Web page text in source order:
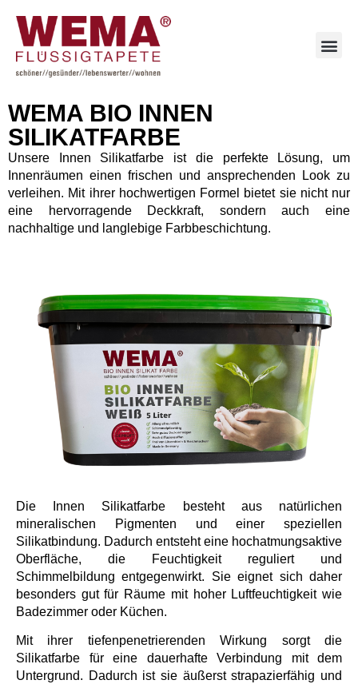
WEMA BIO INNEN
SILIKATFARBE
Unsere Innen Silikatfarbe ist die perfekte Lösung, um
Innenräumen einen frischen und ansprechenden Look zu
verleihen. Mit ihrer hochwertigen Formel bietet sie nicht nur
eine hervorragende Deckkraft, sondern auch eine
nachhaltige und langlebige Farbbeschichtung.
Die Innen Silikatfarbe besteht aus natürlichen
mineralischen Pigmenten und einer speziellen
Silikatbindung. Dadurch entsteht eine hochatmungsaktive
Oberfläche, die Feuchtigkeit reguliert und
Schimmelbildung entgegenwirkt. Sie eignet sich daher
besonders gut für Räume mit hoher Luftfeuchtigkeit wie
Badezimmer oder Küchen.
Mit ihrer tiefenpenetrierenden Wirkung sorgt die
Silikatfarbe für eine dauerhafte Verbindung mit dem
Untergrund. Dadurch ist sie äußerst strapazierfähig und